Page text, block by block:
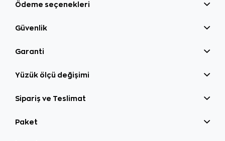
Ödeme seçenekleri
Güvenlik
Garanti
Yüzük ölçü değişimi
Sipariş ve Teslimat
Paket